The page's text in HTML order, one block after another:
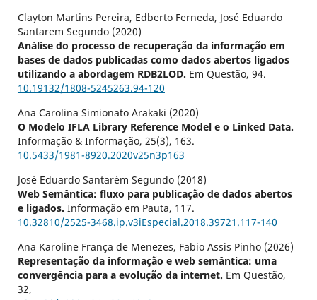
Clayton Martins Pereira, Edberto Ferneda, José Eduardo
Santarem Segundo (2020)
Análise do processo de recuperação da informação em
bases de dados publicadas como dados abertos ligados
utilizando a abordagem RDB2LOD. Em Questão, 94.
10.19132/1808-5245263.94-120
Ana Carolina Simionato Arakaki (2020)
O Modelo IFLA Library Reference Model e o Linked Data.
Informação & Informação, 25(3), 163.
10.5433/1981-8920.2020v25n3p163
José Eduardo Santarém Segundo (2018)
Web Semântica: fluxo para publicação de dados abertos
e ligados. Informação em Pauta, 117.
10.32810/2525-3468.ip.v3iEspecial.2018.39721.117-140
Ana Karoline França de Menezes, Fabio Assis Pinho (2026)
Representação da informação e web semântica: uma
convergência para a evolução da internet. Em Questão,
32,